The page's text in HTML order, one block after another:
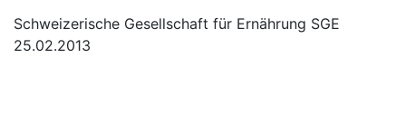
Schweizerische Gesellschaft für Ernährung SGE
25.02.2013